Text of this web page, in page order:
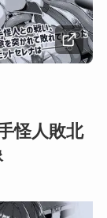
怪人敗北